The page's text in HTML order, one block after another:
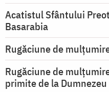
Acatistul Sfântului
Basarabia
Rugăciune de
Rugăciune de
primite de la Dumnezeu